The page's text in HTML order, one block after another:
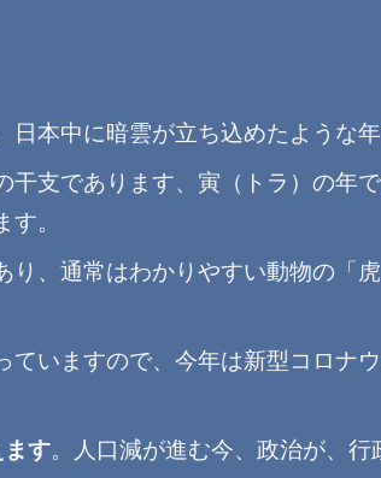
本中に暗雲が立ち込めたような年
支であります、寅（トラ）の年で
。
、通常はわかりやすい動物の「
いますので、今年は新型コロナ
す。人口減が進む今、政治が、